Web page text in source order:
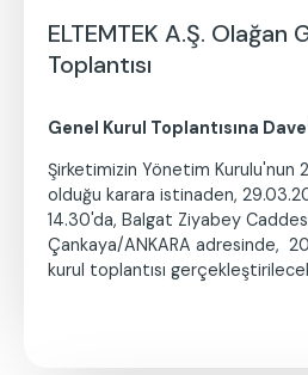
ELTEMTEK A.Ş. Olağan
Toplantısı
Genel Kurul Toplantısına
Şirketimizin Yönetim Kurulu'nun
olduğu karara istinaden,
14.30'da, Balgat Ziyabey
Çankaya/ANKARA adresinde,
kurul toplantısı